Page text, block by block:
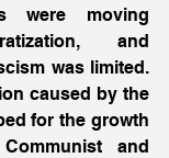
were moving
and
was limited.
caused by the
for the growth
and